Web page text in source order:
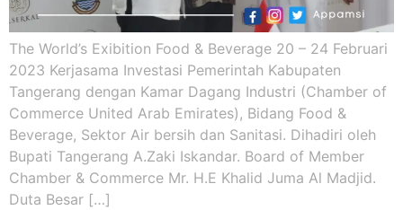
The World’s Exibition Food & Beverage 20 – 24 Februari
2023 Kerjasama Investasi Pemerintah Kabupaten
Tangerang dengan Kamar Dagang Industri (Chamber of
Commerce United Arab Emirates), Bidang Food &
Beverage, Sektor Air bersih dan Sanitasi. Dihadiri oleh
Bupati Tangerang A.Zaki Iskandar. Board of Member
Chamber & Commerce Mr. H.E Khalid Juma Al Madjid.
Duta Besar […]